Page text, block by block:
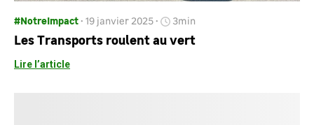
#NotreImpact 19 janvier 2025 3min
Les Transports roulent au vert
Lire l’article